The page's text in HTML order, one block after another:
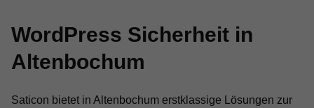
WordPress Sicherheit in
Altenbochum
Saticon bietet in Altenbochum erstklassige Lösungen zur